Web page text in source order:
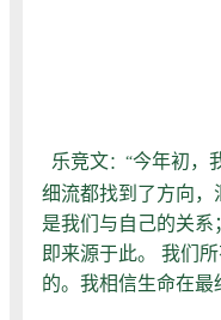
乐竞文：“今年初，
细流都找到了方向，
是我们与自己的关
即来源于此。 我们
的。我相信生命在